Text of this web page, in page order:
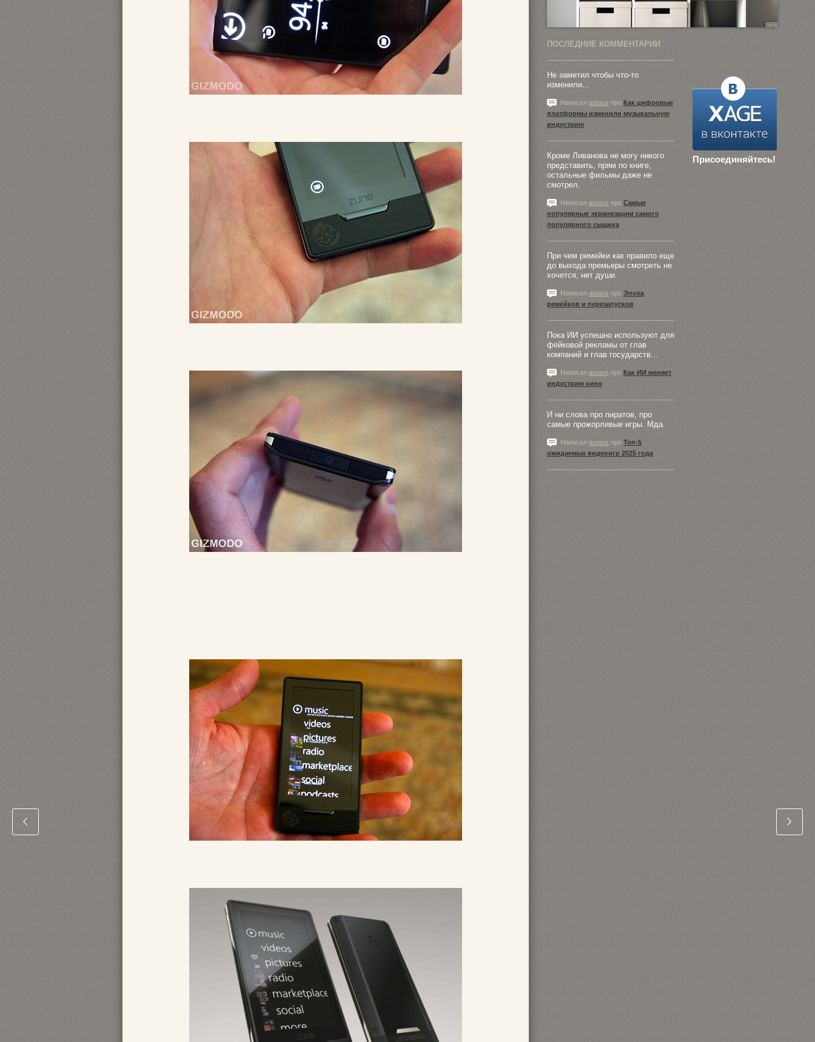
ПОСЛЕДНИЕ КОММЕНТАРИИ
Присоединяйтесь!
Не заметил чтобы что-то
изменили...
Написал astass про Как цифровые
платформы изменили музыкальную
индустрию
Кроме Ливанова не могу никого
представить, прям по книге,
остальные фильмы даже не
смотрел.
Написал astass про Самые
популярные экранизации самого
популярного сыщика
При чем ремейки как правило еще
до выхода премьеры смотреть не
хочется, нет души.
Написал astass про Эпоха
ремейков и перезапусков
Пока ИИ успешно используют для
фейковой рекламы от глав
компаний и глав государств...
Написал astass про Как ИИ меняет
индустрию кино
И ни слова про пиратов, про
самые прожорливые игры. Мда.
Написал astass про Топ-5
ожидаемых видеоигр 2025 года